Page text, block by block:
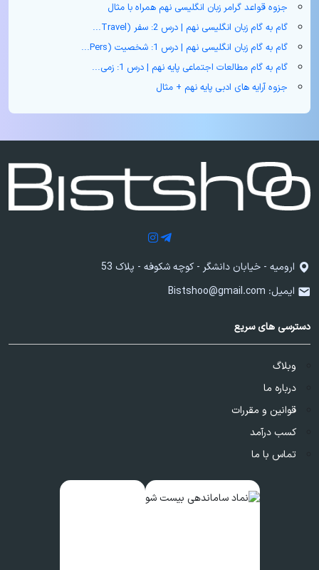
جزوه قواعد گرامر زبان انگلیسی نهم همراه با مثال
گام به گام زبان انگلیسی نهم | درس 2: سفر (Travel...
گام به گام زبان انگلیسی نهم | درس 1: شخصیت (Pers...
گام به گام مطالعات اجتماعی پایه نهم | درس 1: زمی...
جزوه آرایه های ادبی پایه نهم + مثال
ارومیه - خیابان دانشگر - کوچه شکوفه - پلاک 53
ایمیل: Bistshoo@gmail.com
دسترسی های سریع
وبلاگ
درباره ما
قوانین و مقررات
کسب درآمد
تماس با ما